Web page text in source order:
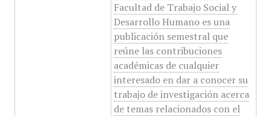
Facultad de Trabajo Social y
Desarrollo Humano es una
publicación semestral que
reúne las contribuciones
académicas de cualquier
interesado en dar a conocer su
trabajo de investigación acerca
de temas relacionados con el